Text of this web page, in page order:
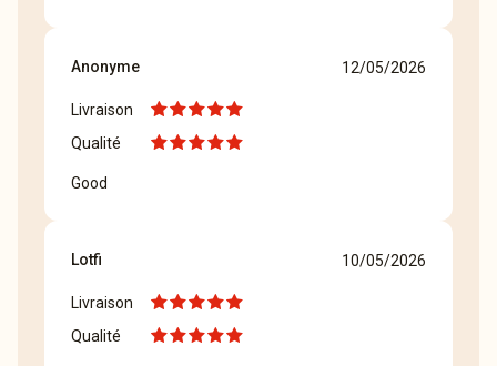
Anonyme 12/05/2026
Livraison
Qualité
Good
Lotfi 10/05/2026
Livraison
Qualité